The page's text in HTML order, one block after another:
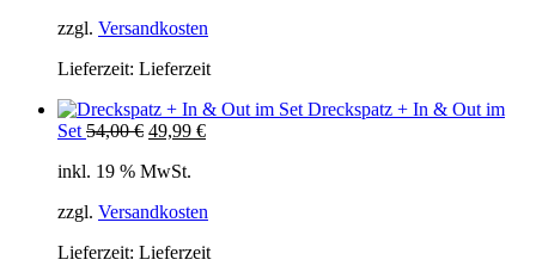
zzgl. Versandkosten
Lieferzeit: Lieferzeit
Dreckspatz + In & Out im
Set 54,00€ Ursprünglicher
war:
49,99 €Aktueller
inkl. 19 % MwSt.
zzgl. Versandkosten
Lieferzeit: Lieferzeit